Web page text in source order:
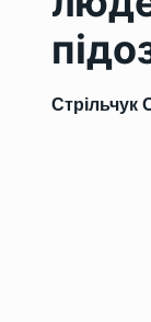
Стрільчук